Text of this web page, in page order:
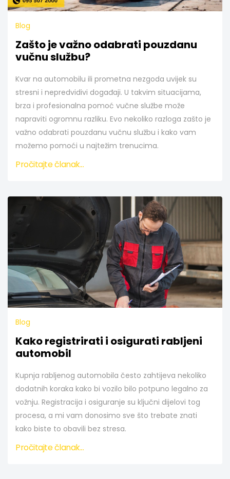
Blog
Zašto je važno odabrati pouzdanu
vučnu službu?
Kvar na automobilu ili prometna nezgoda uvijek su
stresni i nepredvidivi događaji. U takvim situacijama,
brza i profesionalna pomoć vučne službe može
napraviti ogromnu razliku. Evo nekoliko razloga zašto je
važno odabrati pouzdanu vučnu službu i kako vam
možemo pomoći u najtežim trenucima.
Pročitajte članak...
Blog
Kako registrirati i osigurati rabljeni
automobil
Kupnja rabljenog automobila često zahtijeva nekoliko
dodatnih koraka kako bi vozilo bilo potpuno legalno za
vožnju. Registracija i osiguranje su ključni dijelovi tog
procesa, a mi vam donosimo sve što trebate znati
kako biste to obavili bez stresa.
Pročitajte članak...